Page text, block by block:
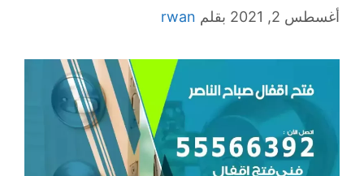
أغسطس 2, 2021 بقلم rwan